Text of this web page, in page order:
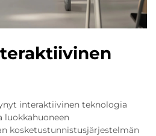
interaktiivinen teknologia
luokkahuoneen
kosketustunnistusjärjestelmän